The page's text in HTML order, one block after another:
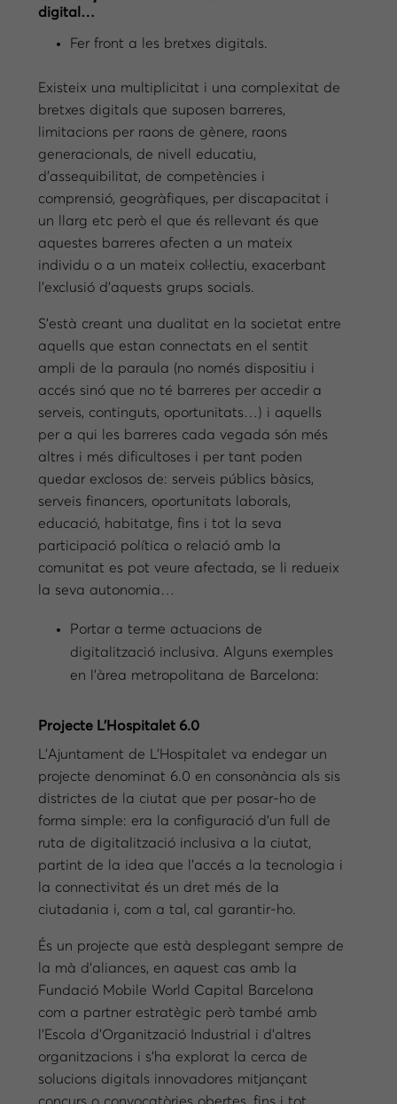
digital…
Fer front a les bretxes digitals.
Existeix una multiplicitat i una complexitat de
bretxes digitals que suposen barreres,
limitacions per raons de gènere, raons
generacionals, de nivell educatiu,
d’assequibilitat, de competències i
comprensió, geogràfiques, per discapacitat i
un llarg etc però el que és rellevant és que
aquestes barreres afecten a un mateix
individu o a un mateix col·lectiu, exacerbant
l’exclusió d’aquests grups socials.
S’està creant una dualitat en la societat entre
aquells que estan connectats en el sentit
ampli de la paraula (no només dispositiu i
accés sinó que no té barreres per accedir a
serveis, continguts, oportunitats…) i aquells
per a qui les barreres cada vegada són més
altres i més dificultoses i per tant poden
quedar exclosos de: serveis públics bàsics,
serveis financers, oportunitats laborals,
educació, habitatge, fins i tot la seva
participació política o relació amb la
comunitat es pot veure afectada, se li redueix
la seva autonomia…
Portar a terme actuacions de
digitalització inclusiva. Alguns exemples
en l’àrea metropolitana de Barcelona:
Projecte L’Hospitalet 6.0
L’Ajuntament de L’Hospitalet va endegar un
projecte denominat 6.0 en consonància als sis
districtes de la ciutat que per posar-ho de
forma simple: era la configuració d’un full de
ruta de digitalització inclusiva a la ciutat,
partint de la idea que l’accés a la tecnologia i
la connectivitat és un dret més de la
ciutadania i, com a tal, cal garantir-ho.
És un projecte que està desplegant sempre de
la mà d’aliances, en aquest cas amb la
Fundació Mobile World Capital Barcelona
com a partner estratègic però també amb
l’Escola d’Organització Industrial i d’altres
organitzacions i s’ha explorat la cerca de
solucions digitals innovadores mitjançant